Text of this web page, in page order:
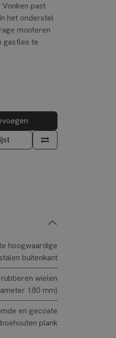
past
het onderstel
monteren
gasfles te
hoogwaardige
buitenkant
wielen
180 mm)
en gecoate
plank